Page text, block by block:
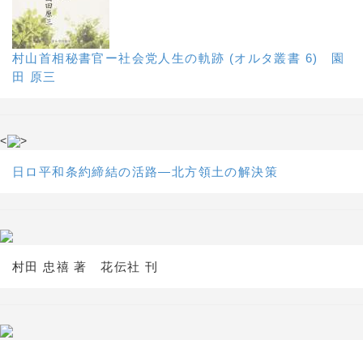
村山首相秘書官ー社会党人生の軌跡 (オルタ叢書 6) 園
田 原三
< >
日ロ平和条約締結の活路―北方領土の解決策
村田 忠禧 著 花伝社 刊